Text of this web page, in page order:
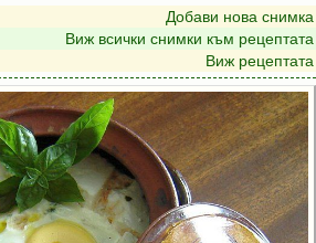
Добави нова снимка
Виж всички снимки към рецептата
Виж рецептата